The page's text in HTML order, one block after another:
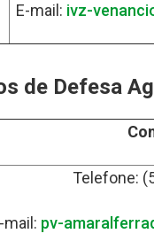
E-mail: ivz-
de Defesa
Telefone:
mail: pv-